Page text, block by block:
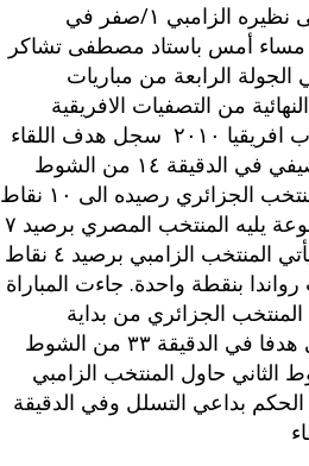
نظيره الزامبي ‮١/‬صفر في
مساء‮ ‬أمس باستاد مصطفى تشاكر
الجولة الرابعة من مباريات
من التصفيات الافريقية
افريقيا ‮٠١٠٢ ‬سجل هدف اللقاء
في الدقيقة ‮٤١ ‬من الشوط
الجزائري رصيده الى ‮٠١ ‬نقاط
يليه المنتخب المصري برصيد ‮٧
المنتخب الزامبي برصيد ‮٤ ‬نقاط
بنقطة واحدة‮. ‬جاءت المباراة
الجزائري من بداية
هدفا في الدقيقة ‮٣٣ ‬من الشوط
الثاني حاول المنتخب الزامبي
بداعي التسلل وفي الدقيقة